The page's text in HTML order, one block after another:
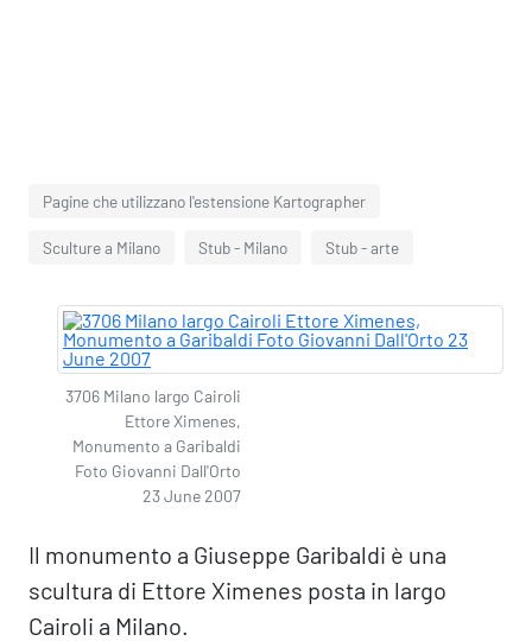
Pagine che utilizzano l'estensione Kartographer
Sculture a Milano Stub - Milano Stub - arte
3706 Milano largo Cairoli
Ettore Ximenes,
Monumento a Garibaldi
Foto Giovanni Dall'Orto
23 June 2007
Il monumento a Giuseppe Garibaldi è una
scultura di Ettore Ximenes posta in largo
Cairoli a Milano.